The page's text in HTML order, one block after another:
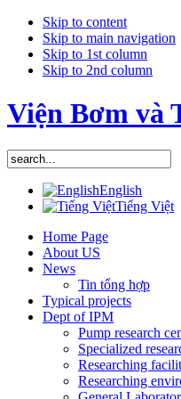
Skip to content
Skip to main navigation
Skip to 1st column
Skip to 2nd column
Viện Bơm và
English
Tiếng Việt
Home Page
About US
News
Tin tổng hợp
Typical projects
Dept of IPM
Pump research
Specialized
Researching
Researching